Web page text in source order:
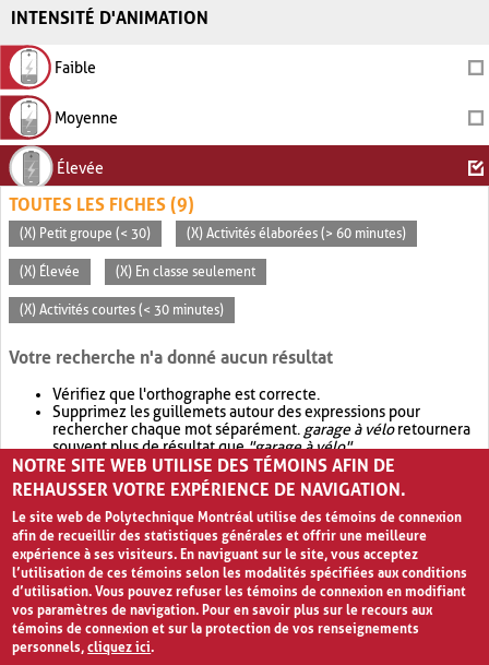
INTENSITÉ D'ANIMATION
Faible
Moyenne
Élevée
TOUTES LES FICHES (9)
(X) Petit groupe (< 30) (X) Activités élaborées (> 60 minutes)
(X) Élevée (X) En classe seulement
(X) Activités courtes (< 30 minutes)
Votre recherche n'a donné aucun résultat
Vérifiez que l'orthographe est correcte.
Supprimez les guillemets autour des expressions pour
rechercher chaque mot séparément. garage à véloretournera
souvent plus de résultat que"garage à vélo".
Envisagez d'élargir votre recherche avec OR.garage OR vélo
retournera souvent plus de résultat quegarage à vélo
NOTRE SITE WEB UTILISE DES TÉMOINS AFIN DE
REHAUSSER VOTRE EXPÉRIENCE DE NAVIGATION.
Le site web de Polytechnique Montréal utilise des témoins de connexion
afin de recueillir des statistiques générales et offrir une meilleure
expérience à ses visiteurs. En naviguant sur le site, vous acceptez
l’utilisation de ces témoins selon les modalités spécifiées aux conditions
d’utilisation. Vous pouvez refuser les témoins de connexion en modifiant
vos paramètres de navigation. Pour en savoir plus sur le recours aux
témoins de connexion et sur la protection de vos renseignements
personnels,cliquez ici.